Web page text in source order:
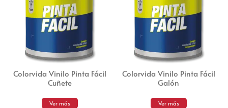
Colorvida Vinilo Pinta Fácil
Cuñete
Ver más
Colorvida Vinilo Pinta Fácil
Galón
Ver más